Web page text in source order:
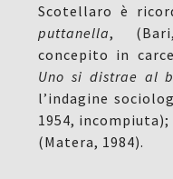
Scotellaro è
puttanella, (
concepito in
Uno si distrae al
l’indagine
1954,
(Matera, 1984).